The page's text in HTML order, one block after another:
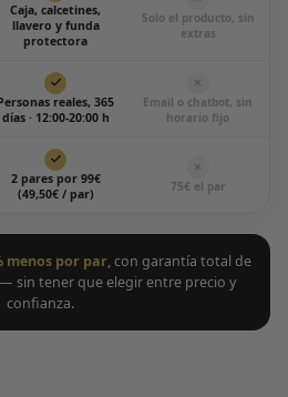
Caja, calcetines,
llavero y funda
protectora
Solo el producto, sin
extras
reales, 365
días · 12:00-20:00 h
Email o chatbot, sin
horario fijo
2 pares por 99€
(49,50€ / par)
75€ el par
menos por par, con garantía total de
sin tener que elegir entre precio y
confianza.